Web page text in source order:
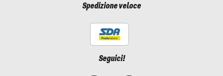
Spedizione veloce
Seguici!